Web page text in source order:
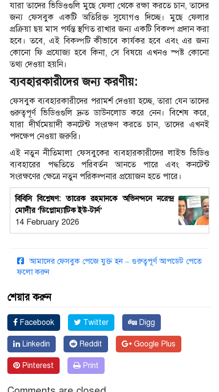
যারা তাদের ভিডিওগুলি মুছে ফেলা থেকে রক্ষা করতে চান, তাদের
জন্য ফেসবুক একটি অতিরিক্ত সুযোগও দিচ্ছে। মুছে ফেলার
প্রক্রিয়া ছয় মাস পর্যন্ত স্থগিত রাখার জন্য একটি বিকল্প প্রদান করা
হবে। তবে, এই বিকল্পটি কীভাবে কার্যকর হবে এবং এর জন্য
কোনো ফি প্রযোজ্য হবে কিনা, সে বিষয়ে এখনও স্পষ্ট কোনো
তথ্য দেওয়া হয়নি।
ব্যবহারকারীদের জন্য করণীয়:
ফেসবুক ব্যবহারকারীদের পরামর্শ দেওয়া হচ্ছে, তারা যেন তাদের
গুরুত্বপূর্ণ ভিডিওগুলি দ্রুত ডাউনলোড করে নেন। বিশেষ করে,
যারা দীর্ঘমেয়াদী কনটেন্ট সংরক্ষণ করতে চান, তাদের এখনই
পদক্ষেপ নেওয়া জরুরি।
এই নতুন নীতিমালা ফেসবুকের ব্যবহারকারীদের লাইভ ভিডিও
ব্যবহারের পদ্ধতিতে পরিবর্তন আনতে পারে এবং কনটেন্ট
সংরক্ষণের ক্ষেত্রে নতুন পরিকল্পনার প্রয়োজন হতে পারে।
বিবিসি বিশ্লেষণ: তারেক রহমানকে অভিনন্দনে নরেন্দ্র
মোদীর ‘ডিপ্লোম্যাটিক ইউ-টার্ন’
14 February 2026
আমাদের ফেসবুক পেজে যুক্ত হন – গুরুত্বপূর্ণ আপডেট পেতে
ফলো করুন
শেয়ার করুন
Facebook Twitter Digg
Linkedin Reddit Google Plus
Pinterest Print